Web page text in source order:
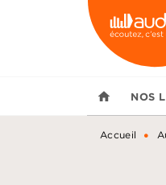
MENU
home NOS
Accueil •